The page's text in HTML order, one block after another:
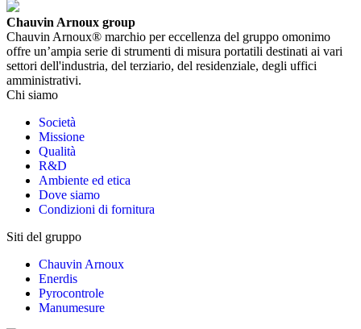
Chauvin Arnoux group
Chauvin Arnoux® marchio per eccellenza del gruppo omonimo
offre un’ampia serie di strumenti di misura portatili destinati ai vari
settori dell'industria, del terziario, del residenziale, degli uffici
amministrativi.
Chi siamo
Società
Missione
Qualità
R&D
Ambiente ed etica
Dove siamo
Condizioni di fornitura
Siti del gruppo
Chauvin Arnoux
Enerdis
Pyrocontrole
Manumesure